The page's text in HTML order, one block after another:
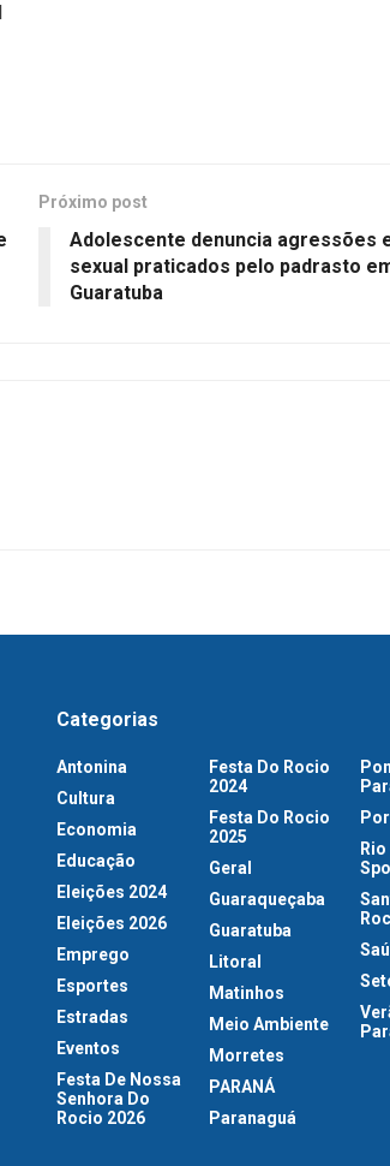
Próximo post
Adolescente denuncia agressões
sexual praticados pelo padrasto
Guaratuba
Categorias
Antonina
Cultura
Economia
Educação
Eleições 2024
Eleições 2026
Emprego
Esportes
Estradas
Eventos
Festa De Nossa
Senhora Do
Rocio 2026
Festa Do Rocio
2024
Festa Do Rocio
2025
Geral
Guaraqueçaba
Guaratuba
Litoral
Matinhos
Meio Ambiente
Morretes
PARANÁ
Paranaguá